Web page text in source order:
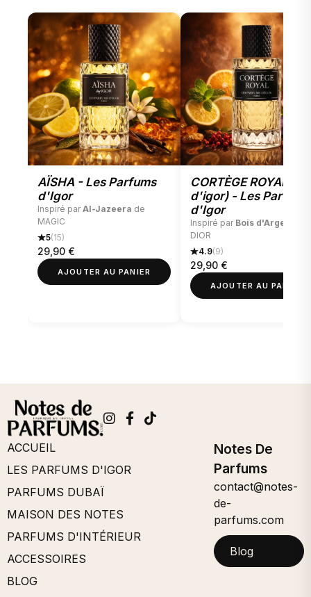
AÏSHA - Les Parfums
d'Igor
Inspiré parAl-Jazeera de
MAGIC
5(15)
29,90 €
AJOUTER AU PANIER
CORTÈGE ROYAL
d'igor) - Les Parfums
d'Igor
Inspiré par Bois d'Argent
DIOR
4.9(9)
29,90 €
AJOUTER AU PANIER
ACCUEIL
LES PARFUMS D'IGOR
PARFUMS DUBAÏ
MAISON DES NOTES
PARFUMS D'INTÉRIEUR
ACCESSOIRES
BLOG
Notes De
Parfums
contact@notes-
de-
parfums.com
Blog